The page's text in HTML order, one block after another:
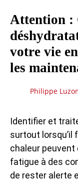
Attention :
votre vie
les
Philippe
Identifier et
surtout lorsqu’il
chaleur peuvent
fatigue à des
de rester alerte